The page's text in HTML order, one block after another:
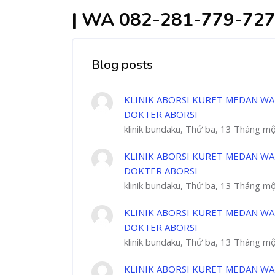
| WA 082-281-779-
Blog posts
KLINIK ABORSI KURET MEDAN
DOKTER ABORSI
klinik bundaku, Thứ ba, 13 Tháng
KLINIK ABORSI KURET MEDAN
DOKTER ABORSI
klinik bundaku, Thứ ba, 13 Tháng
KLINIK ABORSI KURET MEDAN
DOKTER ABORSI
klinik bundaku, Thứ ba, 13 Tháng
KLINIK ABORSI KURET MEDAN